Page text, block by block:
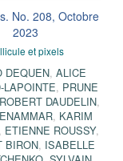
No. 208, Octobre
2023
et pixels
DEQUEN, ALICE
LAPOINTE, PRUNE
ROBERT DAUDELIN,
, KARIM
, ETIENNE ROUSSY,
BIRON, ISABELLE